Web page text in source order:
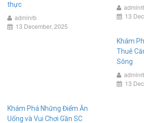
thực
adminrb
13 December, 2025
13
Khám
Thuê
Sông
13
Khám Phá Những Điểm Ăn
Uống và Vui Chơi Gần SC